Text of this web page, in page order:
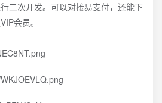
二次开发。可以对接易支付，还能下
会员。